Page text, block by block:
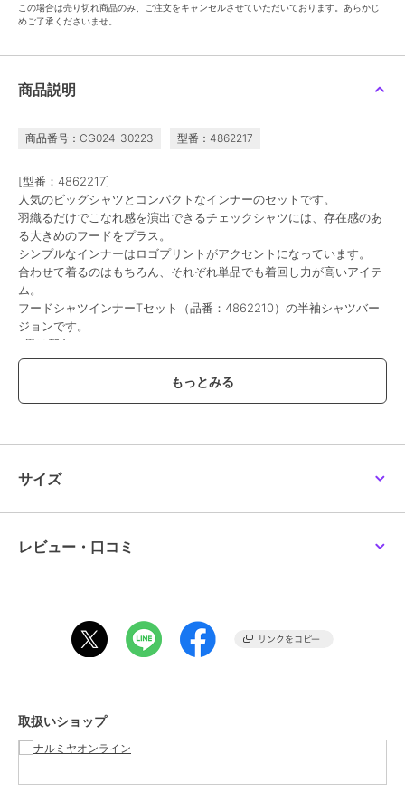
この場合は売り切れ商品のみ、ご注文をキャンセルさせていただいております。あらかじ
めご了承くださいませ。
商品説明
商品番号：CG024-30223 型番：4862217
[型番：4862217]
人気のビッグシャツとコンパクトなインナーのセットです。
羽織るだけでこなれ感を演出できるチェックシャツには、存在感のあ
る大きめのフードをプラス。
シンプルなインナーはロゴプリントがアクセントになっています。
合わせて着るのはもちろん、それぞれ単品でも着回し力が高いアイテ
ム。
フードシャツインナーTセット（品番：4862210）の半袖シャツバー
ジョンです。
※黒は新色
【ハートマークを押してお気に入り登録を！】
「在庫残りわずか」の通知、「再入荷通知」「値下げ通知」など、お
- POM PONETTE AMI (ポンポネット アミ）について -
フランス語で友達を意味する”AMI（アミ）”は女の子の味方になりた
Mサイズ 150～160 Lサイズ 160～
【裏地】なし
【ポケット】あり
黒：モデル身長：157cm 着用サイズ：L(160cm)
ブランド ポンポネットジュニア
サイズ
レビュー・口コミ
取扱いショップ